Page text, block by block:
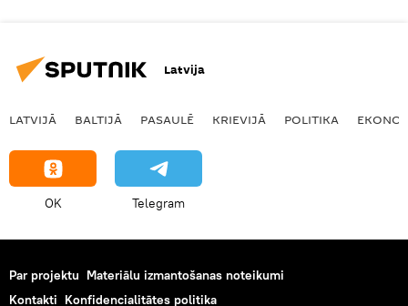
Latvija
LATVIJĀ BALTIJĀ PASAULĒ KRIEVIJĀ POLITIKA
OK Telegram
Par projektu Materiālu izmantošanas noteikumi
Kontakti Konfidencialitātes politika